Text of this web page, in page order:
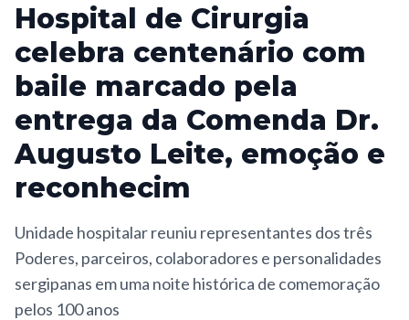
Hospital de Cirurgia
celebra centenário com
baile marcado pela
entrega da Comenda Dr.
Augusto Leite, emoção e
reconhecim
Unidade hospitalar reuniu representantes dos três
Poderes, parceiros, colaboradores e personalidades
sergipanas em uma noite histórica de comemoração
pelos 100 anos